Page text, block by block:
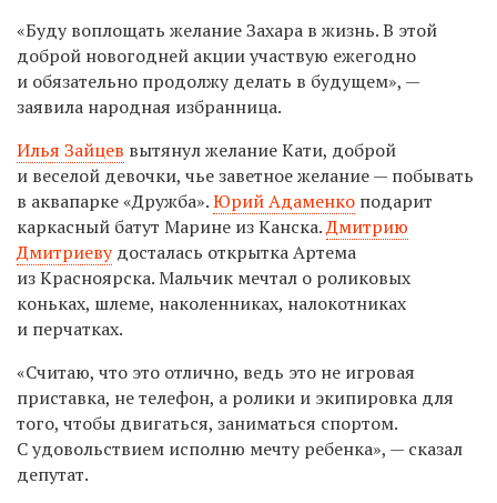
«Буду воплощать желание Захара в жизнь. В этой
доброй новогодней акции участвую ежегодно
и обязательно продолжу делать в будущем», —
заявила народная избранница.
Илья Зайцев вытянул желание Кати, доброй
и веселой девочки, чье заветное желание — побывать
в аквапарке «Дружба».Юрий Адаменко подарит
каркасный батут Марине из Канска.Дмитрию
Дмитриевудосталась открытка Артема
из Красноярска. Мальчик мечтал о роликовых
коньках, шлеме, наколенниках, налокотниках
и перчатках.
«Считаю, что это отлично, ведь это не игровая
приставка, не телефон, а ролики и экипировка для
того, чтобы двигаться, заниматься спортом.
С удовольствием исполню мечту ребенка», — сказал
депутат.